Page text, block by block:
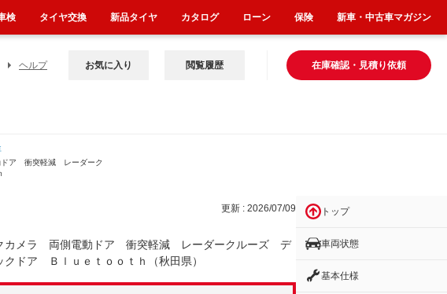
ヘルプ 在庫確認・見積り依頼
お気に入り 閲覧履歴
ア 衝突軽減 レーダーク
更新 : 2026/07/09
メラ 両側電動ドア 衝突軽減 レーダークルーズ デ
ア Ｂｌｕｅｔｏｏｔｈ（秋田県）
トップ
車両状態
基本仕様
検 タイヤ交換 新品タイヤ カタログ ローン 保険 新車・中古車マガジン